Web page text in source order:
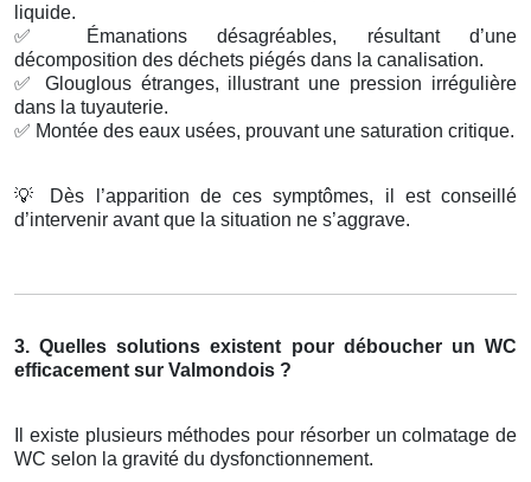
liquide.
✅
Émanations désagréables, résultant d’une
décomposition des déchets piégés dans la canalisation.
✅
Glouglous étranges, illustrant une pression irrégulière
dans la tuyauterie.
✅ Montée des eaux usées, prouvant une saturation critique.
💡
Dès l’apparition de ces symptômes, il est conseillé
d’intervenir avant que la situation ne s’aggrave.
3. Quelles solutions existent pour déboucher un WC
efficacement sur Valmondois ?
Il existe plusieurs méthodes pour résorber un colmatage de
WC selon la gravité du dysfonctionnement.